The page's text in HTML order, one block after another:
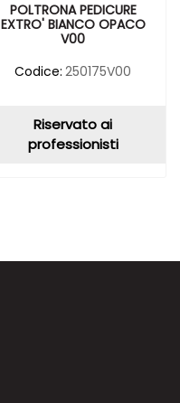
POLTRONA PEDICURE
EXTRO' BIANCO OPACO
V00
Codice: 250175V00
Riservato ai
professionisti